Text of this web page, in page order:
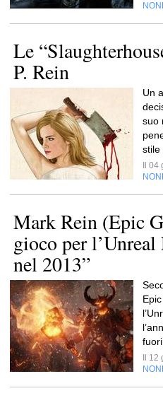
Le
P. Rein
Un
suo
stile
Il
Mark Rein (Epic
gioco per
nel 2013”
Il